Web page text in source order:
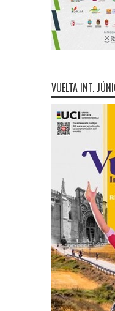
VUELTA INT.